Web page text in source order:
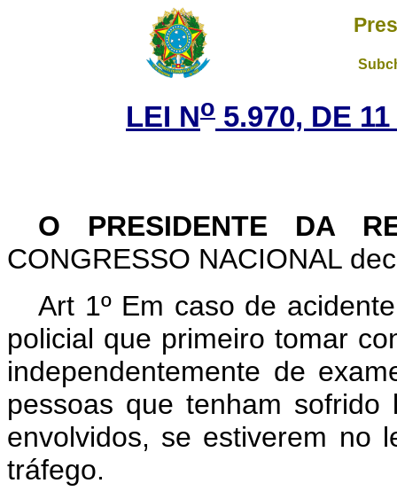
LEI No 5.970, DE
O PRESIDENTE DA
CONGRESSO NACIONAL
Art 1º Em caso de
policial que primeiro tomar
independentemente de
pessoas que tenham
envolvidos, se estiverem no
tráfego.